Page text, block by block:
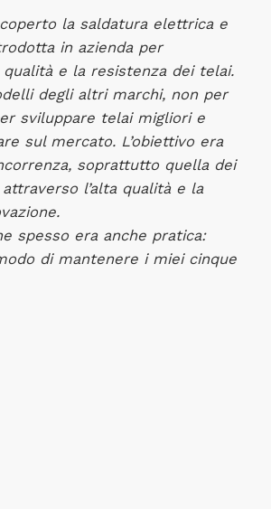
la saldatura elettrica e
in azienda per
e la resistenza dei telai.
degli altri marchi, non per
sviluppare telai migliori e
sul mercato. L’obiettivo era
soprattutto quella dei
l’alta qualità e la
spesso era anche pratica:
di mantenere i miei cinque